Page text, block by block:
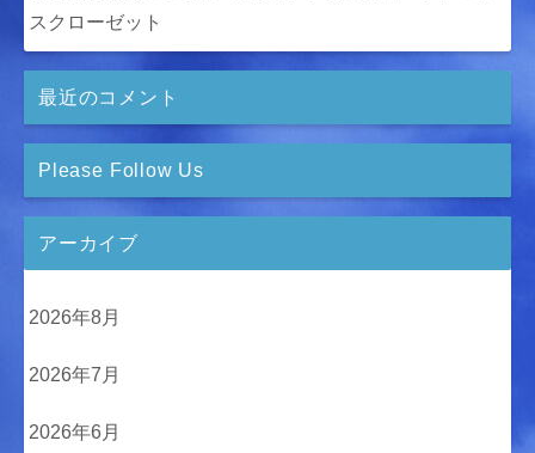
スクローゼット
最近のコメント
Please Follow Us
アーカイブ
2026年8月
2026年7月
2026年6月